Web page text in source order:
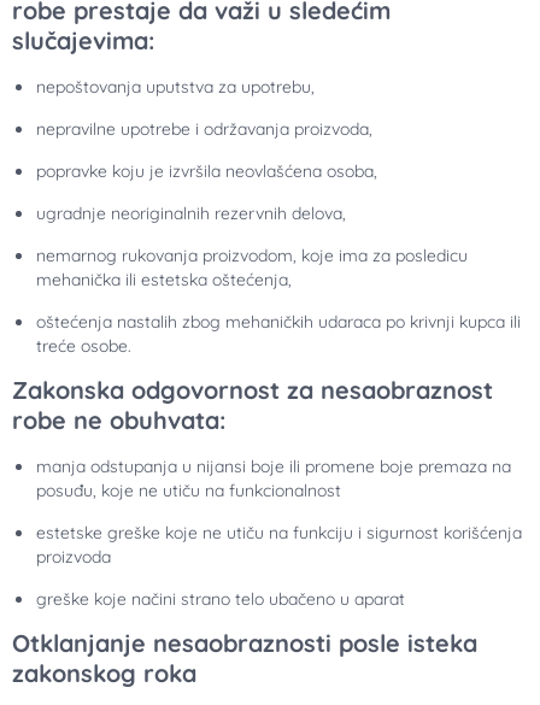
robe prestaje da važi u sledećim
slučajevima:
nepoštovanja uputstva za upotrebu,
nepravilne upotrebe i održavanja proizvoda,
popravke koju je izvršila neovlašćena osoba,
ugradnje neoriginalnih rezervnih delova,
nemarnog rukovanja proizvodom, koje ima za posledicu
mehanička ili estetska oštećenja,
oštećenja nastalih zbog mehaničkih udaraca po krivnji kupca ili
treće osobe.
Zakonska odgovornost za nesaobraznost
robe ne obuhvata:
manja odstupanja u nijansi boje ili promene boje premaza na
posuđu, koje ne utiču na funkcionalnost
estetske greške koje ne utiču na funkciju i sigurnost korišćenja
proizvoda
greške koje načini strano telo ubačeno u aparat
Otklanjanje nesaobraznosti posle isteka
zakonskog roka